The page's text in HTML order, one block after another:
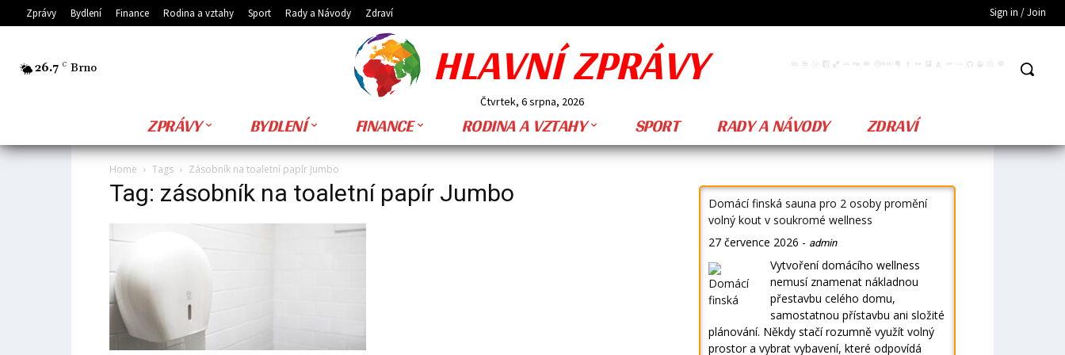
Zprávy Bydlení Finance Rodina a vztahy Sport Rady a Návody Zdraví Sign in / Join
26.7 C Brno HLAVNÍ ZPRÁVY
Čtvrtek, 6 srpna, 2026
ZPRÁVY BYDLENÍ FINANCE RODINA A VZTAHY SPORT RADY A NÁVODY ZDRAVÍ
Home Tags Zásobník na toaletní papír Jumbo
Tag: zásobník na toaletní papír Jumbo
Domácí finská sauna pro 2 osoby promění
volný kout v soukromé wellness
27 července 2026 - admin
Vytvoření domácího wellness
nemusí znamenat nákladnou
přestavbu celého domu,
samostatnou přístavbu ani složité
plánování. Někdy stačí rozumně využít volný
prostor a vybrat vybavení, které odpovídá